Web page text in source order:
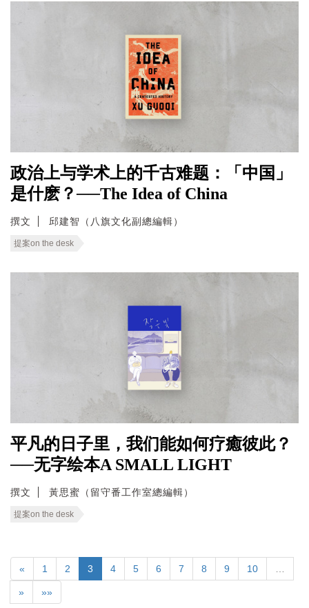
政治上与学术上的千古难题：「中国」
是什麽？──The Idea of China
撰文 邱建智（八旗文化副總編輯）
提案on the desk
平凡的日子里，我们能如何疗癒彼此？
──无字绘本A SMALL LIGHT
撰文 黃思蜜（留守番工作室總編輯）
提案on the desk
« 1 2 3 4 5 6 7 8 9 10
» »»